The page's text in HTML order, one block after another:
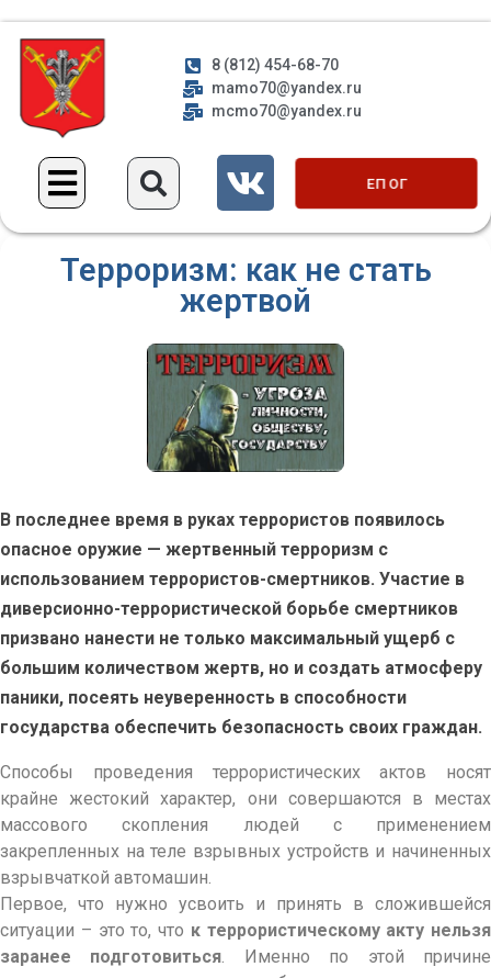
8 (812) 454-68-70
mamo70@yandex.ru
mcmo70@yandex.ru
ЕП ОГ
Терроризм: как не стать
жертвой
В последнее время в руках террористов появилось
опасное оружие — жертвенный терроризм с
использованием террористов-смертников. Участие в
диверсионно-террористической борьбе смертников
призвано нанести не только максимальный ущерб с
большим количеством жертв, но и создать атмосферу
паники, посеять неуверенность в способности
государства обеспечить безопасность своих граждан.
Способы проведения террористических актов носят
крайне жестокий характер, они совершаются в местах
массового скопления людей с применением
закрепленных на теле взрывных устройств и начиненных
взрывчаткой автомашин.
Первое, что нужно усвоить и принять в сложившейся
ситуации – это то, что к террористическому акту нельзя
заранее подготовиться . Именно по этой причине